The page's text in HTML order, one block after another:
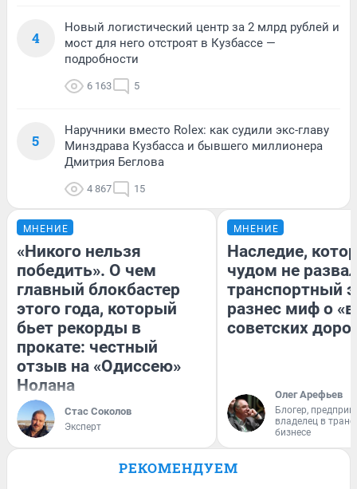
4
Новый логистический центр за 2 млрд рублей и
мост для него отстроят в Кузбассе —
подробности
6 163 5
5
Наручники вместо Rolex: как судили экс-главу
Минздрава Кузбасса и бывшего миллионера
Дмитрия Беглова
4 867 15
МНЕНИЕ
«Никого нельзя
победить». О чем
главный блокбастер
этого года, который
бьет рекорды в
прокате: честный
отзыв на «Одиссею»
Нолана
Стас Соколов
Эксперт
МНЕНИЕ
Наследие,
чудом не
транспортный
разнес миф о
советских
Олег Арефьев
Блогер,
владелец в
бизнесе
РЕКОМЕНДУЕМ